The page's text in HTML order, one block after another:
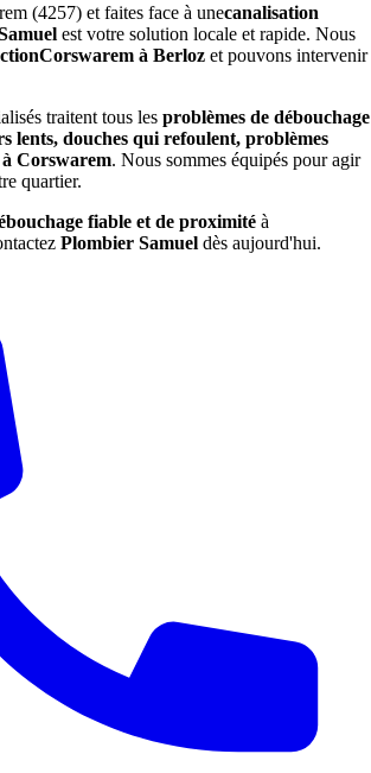
(4257) et faites face à unecanalisation
est votre solution locale et rapide. Nous
à Berloz et pouvons intervenir
traitent tous les problèmes de débouchage
lents, douches qui refoulent, problèmes
à Corswarem. Nous sommes équipés pour agir
quartier.
fiable et de proximité à
Plombier Samuel dès aujourd'hui.